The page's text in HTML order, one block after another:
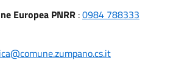
Europea PNRR :0984 788333